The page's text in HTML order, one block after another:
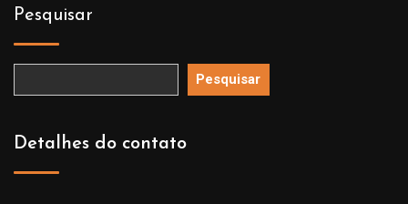
Pesquisar
Pesquisar
Detalhes do contato